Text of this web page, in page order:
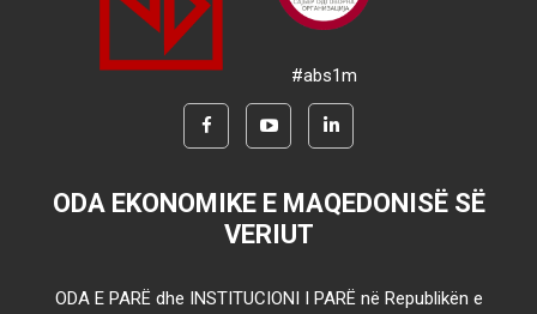
#abs1m
ODA EKONOMIKE E MAQEDONISË SË
VERIUT
ODA E PARË dhe INSTITUCIONI I PARË në Republikën e